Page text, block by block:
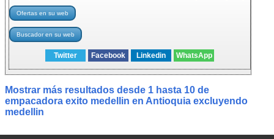
Twitter Facebook Linkedin WhatsApp
Mostrar más resultados desde 1 hasta 10 de
empacadora exito medellin en Antioquia excluyendo
medellin